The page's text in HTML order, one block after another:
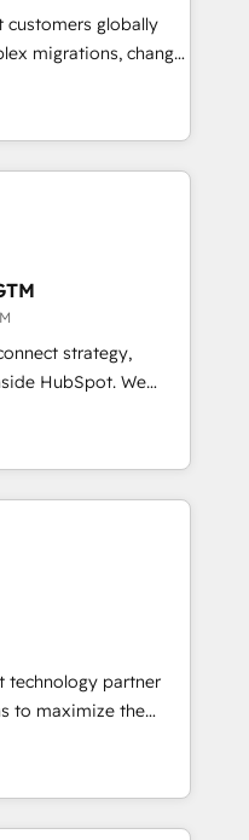
of trust built through
customers globally
migrations, change
and creative
impact and
HubSpot
globally
frameworks that
integrations,
change-
With 6 key
across
strategy,
HubSpot. We
fall short by
execution to
solution. As the
Partner
in CRM architecture,
Partner 💻 -
technology partner
to maximize the
The fastest-
MakeWebBetter,
expertise &
us to